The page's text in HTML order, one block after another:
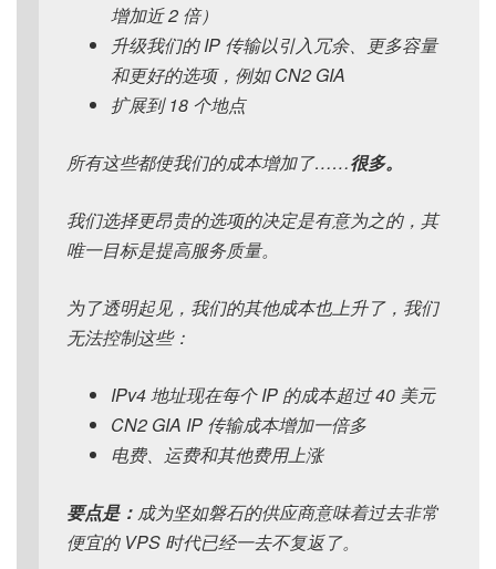
增加近 2 倍）
升级我们的 IP 传输以引入冗余、更多容量
和更好的选项，例如 CN2 GIA
扩展到 18 个地点
所有这些都使我们的成本增加了……很多。
我们选择更昂贵的选项的决定是有意为之的，其
唯一目标是提高服务质量。
为了透明起见，我们的其他成本也上升了，我们
无法控制这些：
IPv4 地址现在每个 IP 的成本超过 40 美元
CN2 GIA IP 传输成本增加一倍多
电费、运费和其他费用上涨
要点是： 成为坚如磐石的供应商意味着过去非常
便宜的 VPS 时代已经一去不复返了。